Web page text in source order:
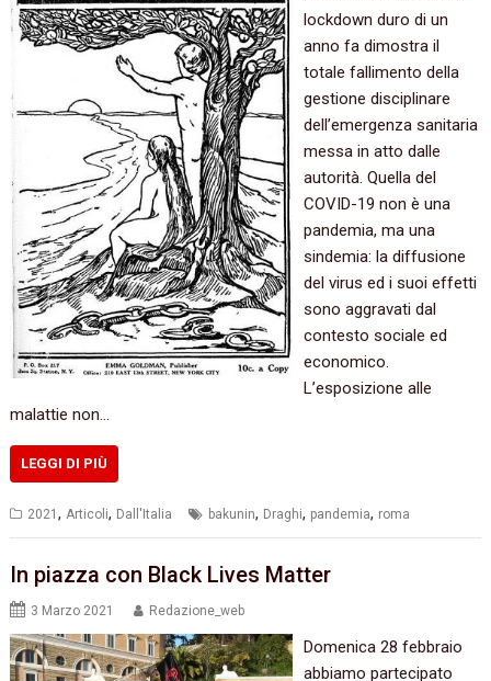
lockdown duro di un
anno fa dimostra il
totale fallimento della
gestione disciplinare
dell’emergenza sanitaria
messa in atto dalle
autorità. Quella del
COVID-19 non è una
pandemia, ma una
sindemia: la diffusione
del virus ed i suoi effetti
sono aggravati dal
contesto sociale ed
economico.
L’esposizione alle
malattie non…
LEGGI DI PIÙ
2021,Articoli, Dall'Italia bakunin, Draghi, pandemia, roma
In piazza con Black Lives Matter
3 Marzo 2021 Redazione_web
Domenica 28 febbraio
abbiamo partecipato